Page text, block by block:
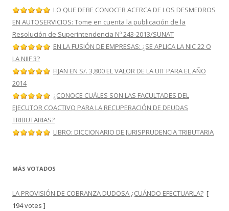
LO QUE DEBE CONOCER ACERCA DE LOS DESMEDROS
EN AUTOSERVICIOS: Tome en cuenta la publicación de la
Resolución de Superintendencia Nº 243-2013/SUNAT
EN LA FUSIÓN DE EMPRESAS: ¿SE APLICA LA NIC 22 O
LA NIIF 3?
FIJAN EN S/. 3,800 EL VALOR DE LA UIT PARA EL AÑO
2014
¿CONOCE CUÁLES SON LAS FACULTADES DEL
EJECUTOR COACTIVO PARA LA RECUPERACIÓN DE DEUDAS
TRIBUTARIAS?
LIBRO: DICCIONARIO DE JURISPRUDENCIA TRIBUTARIA
MÁS VOTADOS
LA PROVISIÓN DE COBRANZA DUDOSA ¿CUÁNDO EFECTUARLA? [
194 votes ]